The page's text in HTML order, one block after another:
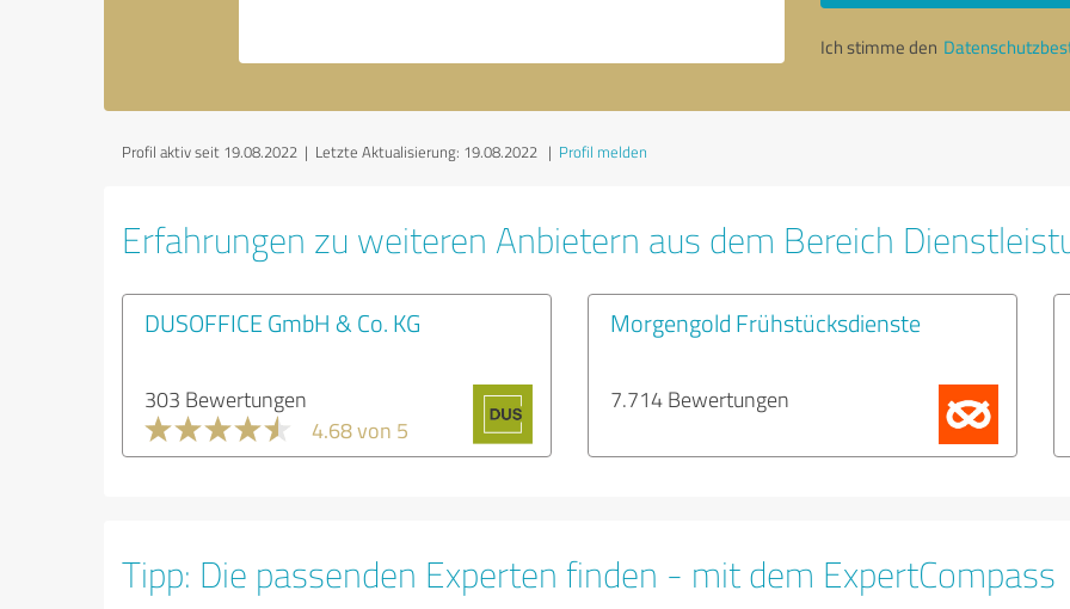
Ich stimme den
Profil aktiv seit 19.08.2022 | Letzte Aktualisierung: 19.08.2022 | Profil melden
Erfahrungen zu weiteren Anbietern aus dem Bereich
DUSOFFICE GmbH & Co. KG
303 Bewertungen
4.68 von 5
Morgengold Frühstücksdienste
7.714 Bewertungen
Tipp: Die passenden Experten finden - mit dem ExpertCompass